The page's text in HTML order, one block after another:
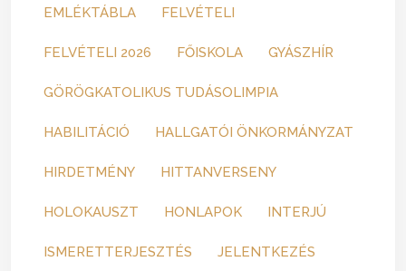
EMLÉKTÁBLA FELVÉTELI
FELVÉTELI 2026 FŐISKOLA GYÁSZHÍR
GÖRÖGKATOLIKUS TUDÁSOLIMPIA
HABILITÁCIÓ HALLGATÓI ÖNKORMÁNYZAT
HIRDETMÉNY HITTANVERSENY
HOLOKAUSZT HONLAPOK INTERJÚ
ISMERETTERJESZTÉS JELENTKEZÉS